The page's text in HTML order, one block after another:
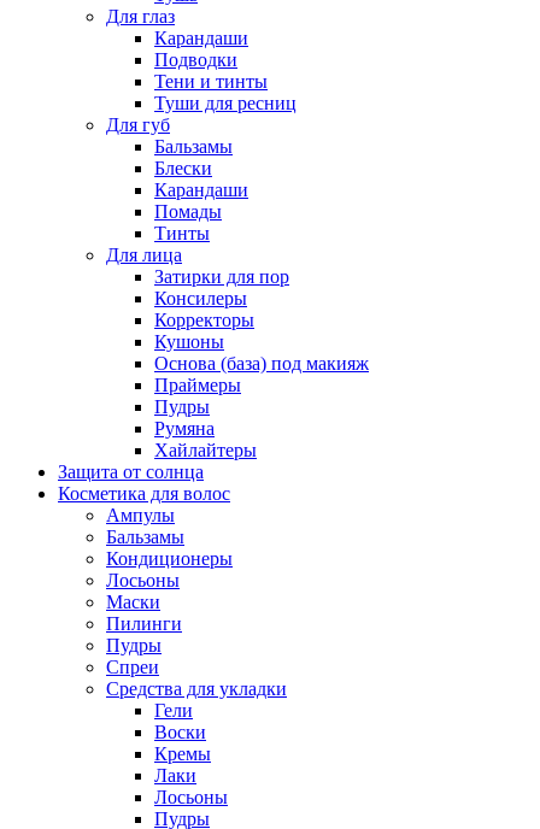
Для глаз
Карандаши
Подводки
Тени и тинты
Туши для ресниц
Для губ
Бальзамы
Блески
Карандаши
Помады
Тинты
Для лица
Затирки для пор
Консилеры
Корректоры
Кушоны
Основа (база) под макияж
Праймеры
Пудры
Румяна
Хайлайтеры
Защита от солнца
Косметика для волос
Ампулы
Бальзамы
Кондиционеры
Лосьоны
Маски
Пилинги
Пудры
Спреи
Средства для укладки
Гели
Воски
Кремы
Лаки
Лосьоны
Пудры